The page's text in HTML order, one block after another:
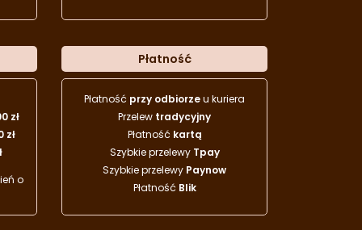
zł
zł
o
Płatność
Płatność przy odbiorzeu kuriera
Przelew tradycyjny
Płatność kartą
Szybkie przelewy Tpay
Szybkie przelewy Paynow
Płatność Blik